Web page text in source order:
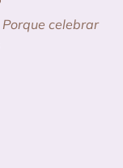
Porque celebrar